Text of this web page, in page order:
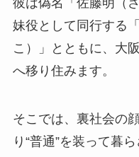
彼は偽名「佐藤明（
妹役として同行する
こ）」とともに、大
へ移り住みます。
そこでは、裏社会の
り“普通”を装って暮